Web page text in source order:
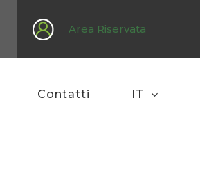
Area Riservata
Contatti
IT